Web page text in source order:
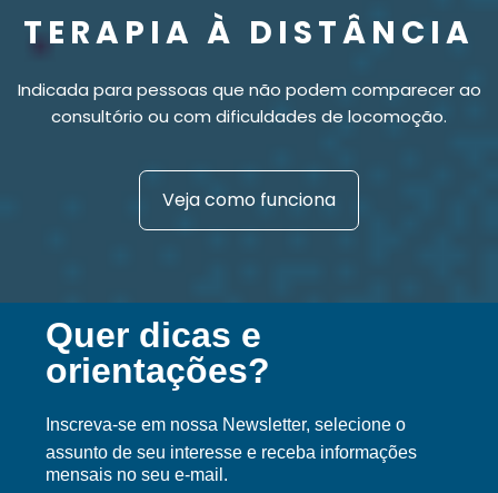
TERAPIA À DISTÂNCIA
Indicada para pessoas que não podem comparecer ao
consultório ou com dificuldades de locomoção.
Veja como funciona
Quer dicas e
orientações?
Inscreva-se em nossa Newsletter, selecione o
assunto de seu interesse e receba informações
mensais no seu e-mail.